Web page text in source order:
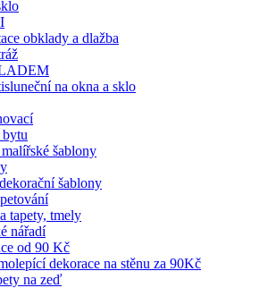
obklady a dlažba
na okna a sklo
šablony
šablony
tapety, tmely
nářadí
od 90 Kč
dekorace na stěnu za 90Kč
na zeď